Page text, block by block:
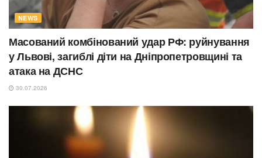
NEWS
Масований комбінований удар РФ: руйнування
у Львові, загиблі діти на Дніпропетровщині та
атака на ДСНС
30.07.2026